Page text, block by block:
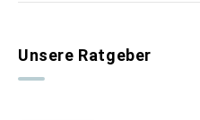
Unsere Ratgeber